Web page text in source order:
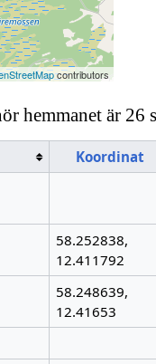
contributors
hemmanet är 26
Koordinat
58.252838,
12.411792
58.248639,
12.41653